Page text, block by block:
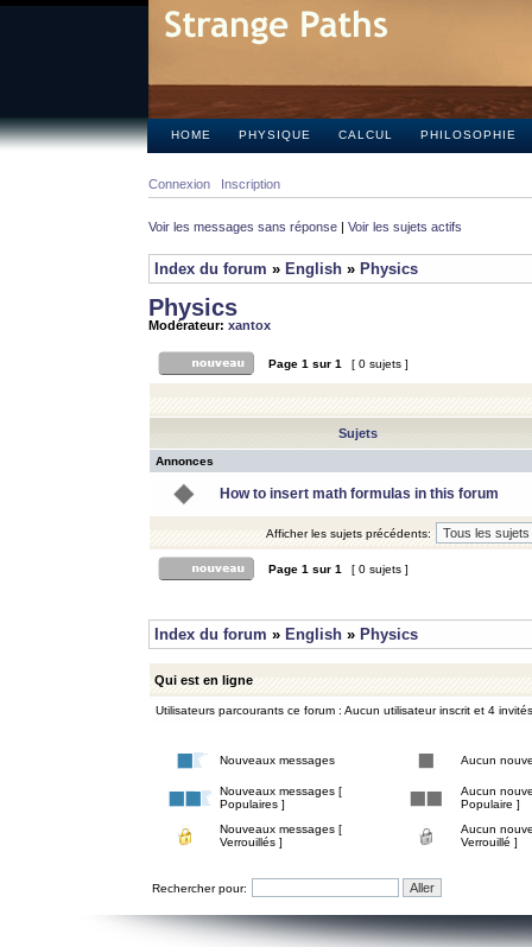
HOME PHYSIQUE CALCUL PHILOSOPHIE
Connexion Inscription
Voir les messages sans réponse | Voir les sujets actifs
Index du forum » English » Physics
Physics
Modérateur: xantox
Page 1 sur 1 [ 0 sujets ]
Sujets
Annonces
How to insert math formulas in this forum
Afficher les sujets précédents:
Page 1 sur 1 [ 0 sujets ]
Index du forum » English » Physics
Qui est en ligne
Utilisateurs parcourants ce forum : Aucun utilisateur inscrit et 4 invités
Nouveaux messages Aucun
Nouveaux messages [
Populaires ]
Aucun
Populaire ]
Nouveaux messages [
Verrouillés ]
Aucun
Verrouillé ]
Rechercher pour: